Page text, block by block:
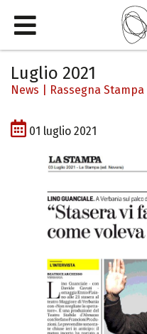
Luglio 2021
News Rassegna Stampa
01 luglio 2021